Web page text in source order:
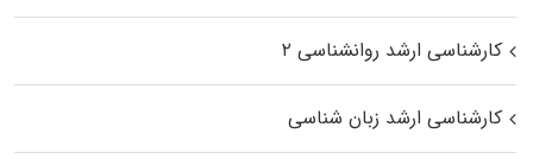
کارشناسی ارشد روانشناسی ۲
کارشناسی ارشد زبان شناسی